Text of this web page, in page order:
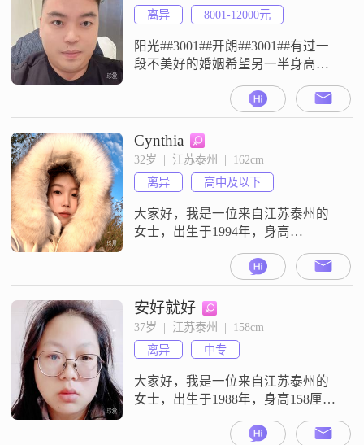
离异
8001-12000元
阳光##3001##开朗##3001##有过一
段不美好的婚姻希望另一半身高
##3002##真心过日子就好##3002##
Cynthia
32岁  |  江苏泰州  |  162cm
离异
高中及以下
大家好，我是一位来自江苏泰州的
女士，出生于1994年，身高
8001到12000元之间，虽然学历只是
高中及以下，但我一直在努力提升
自己##3002##我性格随和易相处，
对人真诚热情，不喜欢拐弯抹角
##3002##生活中的我细腻敏感，注
重情感交流，特别喜欢和小动物相
伴，它们总能给
安好就好
37岁  |  江苏泰州  |  158cm
离异
中专
大家好，我是一位来自江苏泰州的
女士，出生于1988年，身高158厘米
泰州工作，月收入3000元以下